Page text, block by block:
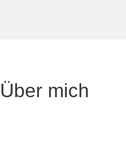
Über mich